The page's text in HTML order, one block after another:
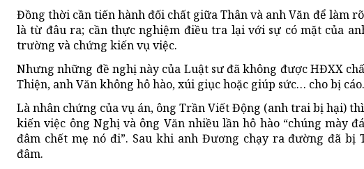
Đồng thời cần tiến hành đối chất giữa Thân và anh Văn để làm
là từ đâu ra; cần thực nghiệm điều tra lại với sự có mặt của
trường và chứng kiến vụ việc.
Nhưng những đề nghị này của Luật sư đã không được HĐXX
Thiện, anh Văn không hô hào, xúi giục hoặc giúp sức… cho bị cáo.
Là nhân chứng của vụ án, ông Trần Viết Động (anh trai bị hại)
kiến việc ông Nghị và ông Văn nhiều lần hô hào “chúng mày
đâm chết mẹ nó đi”. Sau khi anh Đương chạy ra đường đã
đâm.